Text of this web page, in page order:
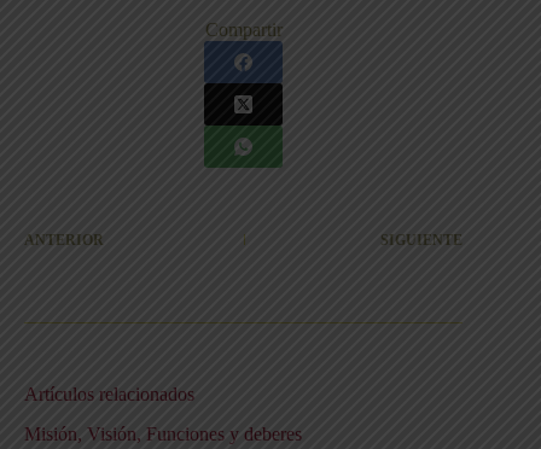
Compartir
ANTERIOR SIGUIENTE
Artículos relacionados
Misión, Visión, Funciones y deberes